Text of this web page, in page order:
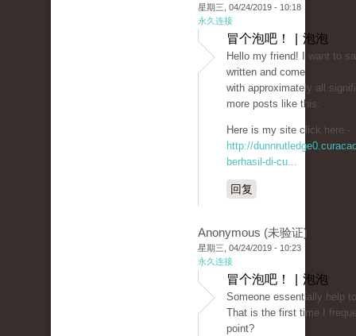
星期三, 04/24/2019 - 10:18
永久连接
冒个泡吧！ | 泡泡
Hello my friend! I want to
written and come
with approximately all
more posts like this.
Here is my site click here -
http://
berhasil-di-cu...
回复
Anonymous (未验证)
星期三, 04/24/2019 - 10:23
永久连接
冒个泡吧！ | 泡泡
Someone essentially help
That is the first time I
point?